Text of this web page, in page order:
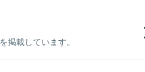
掲載しています。